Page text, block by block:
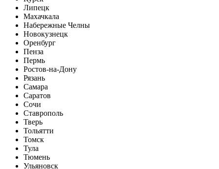
Липецк
Махачкала
Набережные Челны
Новокузнецк
Оренбург
Пенза
Пермь
Ростов-на-Дону
Рязань
Самара
Саратов
Сочи
Ставрополь
Тверь
Тольятти
Томск
Тула
Тюмень
Ульяновск